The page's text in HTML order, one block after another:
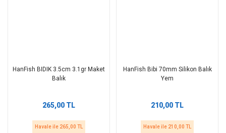
HanFish BIDIK 3.5cm 3.1gr Maket
Balık
265,00 TL
Havale ile 265,00 TL
HanFish Bibi 70mm Silikon Balık
Yem
210,00 TL
Havale ile 210,00 TL